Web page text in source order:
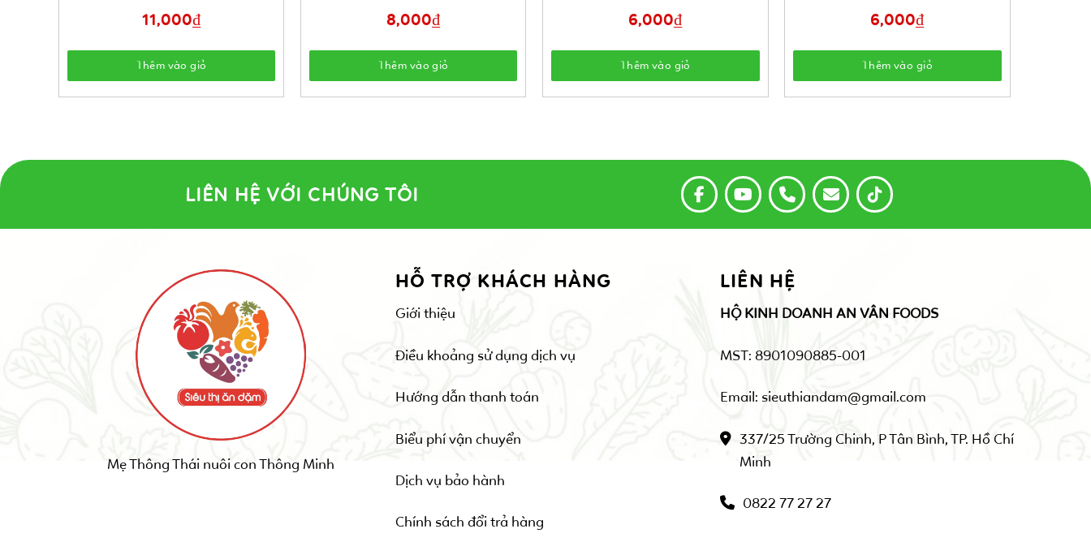
11,000₫
Thêm vào giỏ
8,000₫
Thêm vào giỏ
6,000₫
Thêm vào giỏ
6,000₫
Thêm vào giỏ
LIÊN HỆ VỚI CHÚNG TÔI
Mẹ Thông Thái nuôi con Thông Minh
HỖ TRỢ KHÁCH HÀNG
Giới thiệu
Điều khoảng sử dụng dịch vụ
Hướng dẫn thanh toán
Biểu phí vận chuyển
Dịch vụ bảo hành
Chính sách đổi trả hàng
LIÊN HỆ
HỘ KINH DOANH AN VÂN FOODS
MST: 8901090885-001
Email: sieuthiandam@gmail.com
337/25 Trường Chinh, P Tân Bình, TP. Hồ Chí
Minh
0822 77 27 27